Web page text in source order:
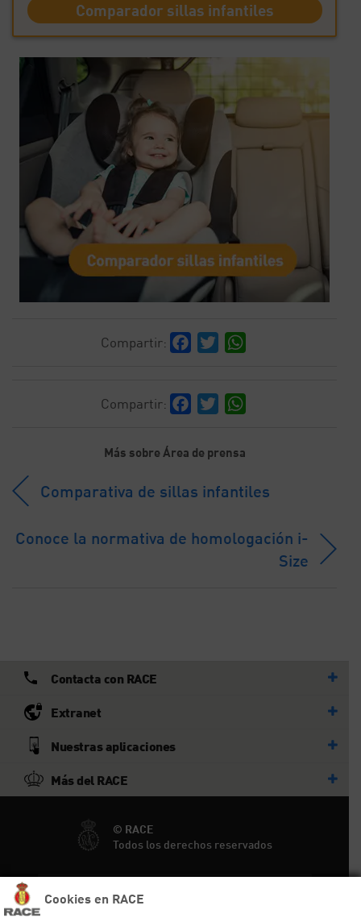
Cookies en RACE
Comparador sillas infantiles
Compartir: Facebook
Twitter
Compartir: Facebook
Twitter
Más sobre Área de prensa
Comparativa de sillas infantiles
Conoce la normativa de homologación i-
Size
Contacta con RACE
Extranet
Nuestras aplicaciones
Más del RACE
© RACE
Todos los derechos reservados